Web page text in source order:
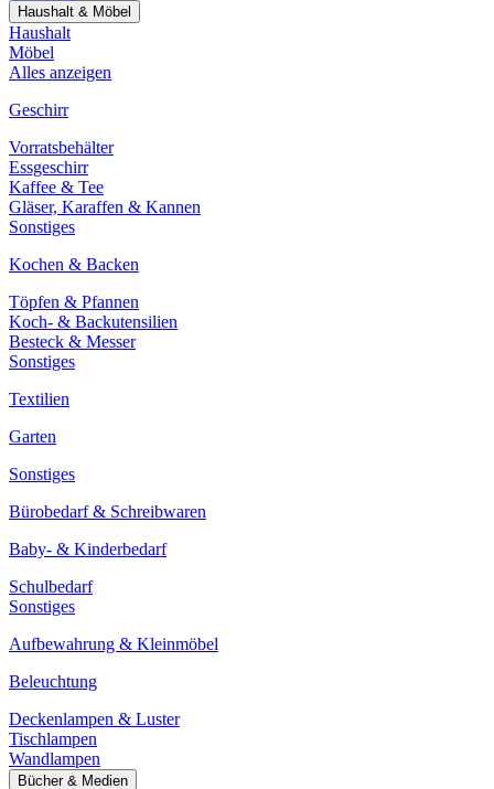
Haushalt & Möbel
Haushalt
Möbel
Alles anzeigen
Geschirr
Vorratsbehälter
Essgeschirr
Kaffee & Tee
Gläser, Karaffen & Kannen
Sonstiges
Kochen & Backen
Töpfen & Pfannen
Koch- & Backutensilien
Besteck & Messer
Sonstiges
Textilien
Garten
Sonstiges
Bürobedarf & Schreibwaren
Baby- & Kinderbedarf
Schulbedarf
Sonstiges
Aufbewahrung & Kleinmöbel
Beleuchtung
Deckenlampen & Luster
Tischlampen
Wandlampen
Bücher & Medien